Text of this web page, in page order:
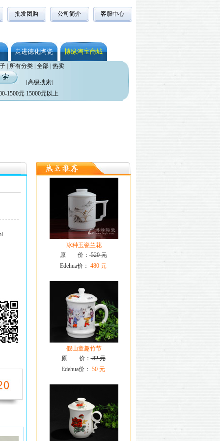
批发团购 公司简介 客服中心
走进德化陶瓷 博缘淘宝商城
| 所有分类| 全部| 热卖
[高级搜索]
1500元 15000元以上
冰种玉瓷兰花
原 价：520 元
Edehua价： 480 元
假山童趣竹节
原 价：82 元
Edehua价： 50 元